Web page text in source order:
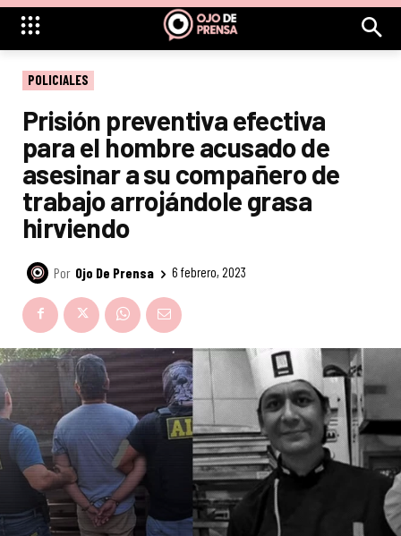
POLICIALES
Prisión preventiva efectiva
para el hombre acusado de
asesinar a su compañero de
trabajo arrojándole grasa
hirviendo
Por Ojo De Prensa 6 febrero, 2023